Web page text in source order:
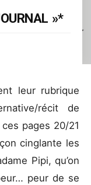
»*
leur rubrique
récit de
pages 20/21
cinglante les
Pipi, qu’on
peur de se